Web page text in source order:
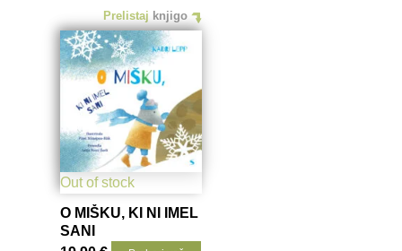
Prelistaj knjigo
Out of stock
O MIŠKU, KI NI IMEL
SANI